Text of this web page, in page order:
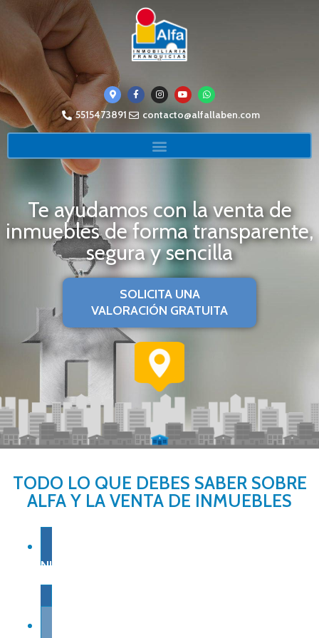
5515473891 contacto@alfallaben.com
Te ayudamos con la venta de
inmuebles de forma transparente,
segura y sencilla
SOLICITA UNA
VALORACIÓN GRATUITA
TODO LO QUE DEBES SABER SOBRE
ALFA Y LA VENTA DE INMUEBLES
NUESTRA EXPERIENCIA